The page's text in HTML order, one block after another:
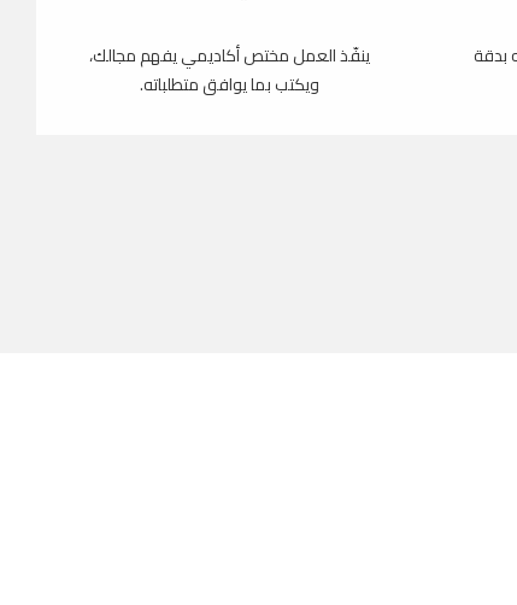
بدقة
ينفّذ العمل مختص أكاديمي يفهم مجالك،
ويكتب بما يوافق متطلباته.